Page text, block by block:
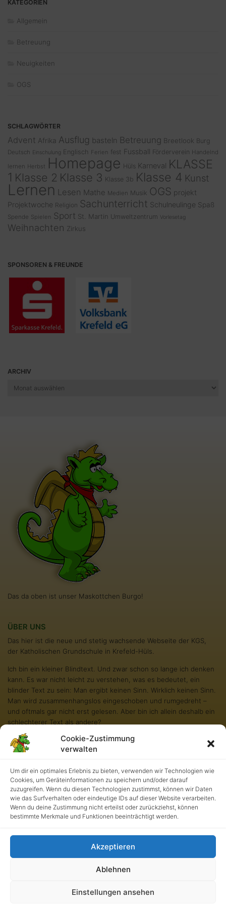
Cookie-Zustimmung
verwalten
Um dir ein optimales Erlebnis zu bieten, verwenden wir Technologien wie
Cookies, um Geräteinformationen zu speichern und/oder darauf
zuzugreifen. Wenn du diesen Technologien zustimmst, können wir Daten
wie das Surfverhalten oder eindeutige IDs auf dieser Website verarbeiten.
Wenn du deine Zustimmung nicht erteilst oder zurückziehst, können
bestimmte Merkmale und Funktionen beeinträchtigt werden.
Akzeptieren
Ablehnen
Einstellungen ansehen
KATEGORIEN
Allgemein
Betreuung
Neuigkeiten
OGS
SCHLAGWÖRTER
Advent Afrika Ausflug basteln Betreuung Breetlook Burg
Deutsch Einschulung Englisch Ferien fest Fussball Förderverein
Handelnd
lernen Herbst Homepage Hüls Karneval KLASSE
1 Klasse 2 Klasse 3 Klasse 3b Klasse 4 Kunst
Lernen Lesen Mathe Medien Musik OGS projekt
Projektwoche Religion Sachunterricht Schulneulinge Spaß
Spende Spielen Sport St. Martin Umweltzentrum Vorlesetag
Weihnachten Zirkus
SPONSOREN & FREUNDE
ARCHIV
Archiv
Das da oben ist unser Maskottchen Burgo!
ÜBER UNS
Das hier ist die neue und stetig wachsende Webseite der KGS,
der Katholischen Grundschule in Krefeld-Hüls.
Ich bin ein kleiner Blindtext. Und zwar schon so lange ich denken
kann. Es war nicht leicht zu verstehen, was es bedeutet, ein
blinder Text zu sein: Man ergibt keinen Sinn. Wirklich keinen Sinn.
Man wird zusammenhangslos eingeschoben und rumgedreht –
und oftmals gar nicht erst gelesen. Aber bin ich allein deshalb ein
schlechterer Text als andere?
Na gut, ich werde nie in den Bestsellerlisten stehen. Aber andere
Texte schaffen das auch nicht. Und darum stört es mich nicht
lesen, so habe ich als kleiner Blindtext etwas geschafft, wovon all
die richtigen und wichtigen Texte meist nur träumen.
vorbehalten.